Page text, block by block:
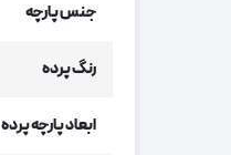
جنس پارچه
رنگ پرده
ابعاد پارچه پرده